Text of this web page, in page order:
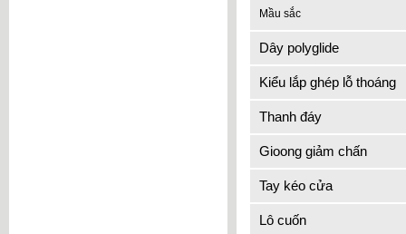
Mầu sắc
Dây polyglide
Kiểu lắp ghép lỗ thoáng
Thanh đáy
Gioong giảm chấn
Tay kéo cửa
Lô cuốn